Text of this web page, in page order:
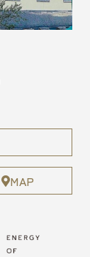
MAP